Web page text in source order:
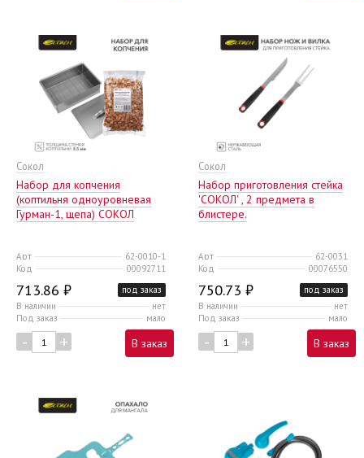
Сокол
Набор для копчения
(коптильня одноуровневая
Гурман-1, щепа) СОКОЛ
Арт
62-0010-1
Код
00092711
713.86 ₽
под заказ
В наличии
нет
Под заказ
мало
- + В заказ
Сокол
Набор приготовления стейка
'СОКОЛ' , 2 предмета в
блистере.
Арт
62-0031
Код
00076550
750.73 ₽
под заказ
В наличии
нет
Под заказ
мало
- + В заказ